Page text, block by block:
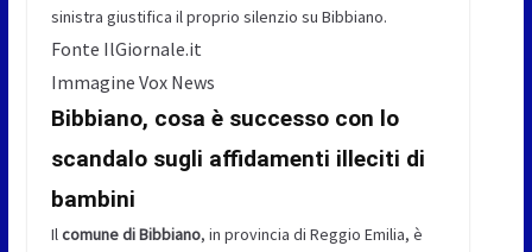
sinistra giustifica il proprio silenzio su Bibbiano.
Fonte IlGiornale.it
Immagine Vox News
Bibbiano, cosa è successo con lo
scandalo sugli affidamenti illeciti di
bambini
Ilcomune di Bibbiano, in provincia di Reggio Emilia, è